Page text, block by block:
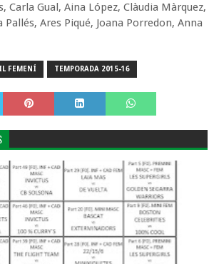
Carla Gual, Aina López, Clàudia Màrquez,
Ares Piqué, Joana Porredon, Anna
FEMENÍ TEMPORADA 2015-16